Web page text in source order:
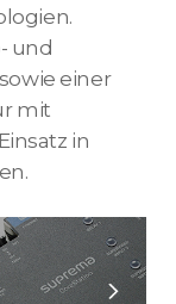
und
einer
mit
in